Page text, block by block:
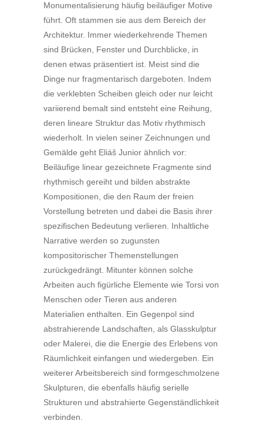
Monumentalisierung häufig beiläufiger Motive
führt. Oft stammen sie aus dem Bereich der
Architektur. Immer wiederkehrende Themen
sind Brücken, Fenster und Durchblicke, in
denen etwas präsentiert ist. Meist sind die
Dinge nur fragmentarisch dargeboten. Indem
die verklebten Scheiben gleich oder nur leicht
variierend bemalt sind entsteht eine Reihung,
deren lineare Struktur das Motiv rhythmisch
wiederholt. In vielen seiner Zeichnungen und
Gemälde geht Eliáš Junior ähnlich vor:
Beiläufige linear gezeichnete Fragmente sind
rhythmisch gereiht und bilden abstrakte
Kompositionen, die den Raum der freien
Vorstellung betreten und dabei die Basis ihrer
spezifischen Bedeutung verlieren. Inhaltliche
Narrative werden so zugunsten
kompositorischer Themenstellungen
zurückgedrängt. Mitunter können solche
Arbeiten auch figürliche Elemente wie Torsi von
Menschen oder Tieren aus anderen
Materialien enthalten. Ein Gegenpol sind
abstrahierende Landschaften, als Glasskulptur
oder Malerei, die die Energie des Erlebens von
Räumlichkeit einfangen und wiedergeben. Ein
weiterer Arbeitsbereich sind formgeschmolzene
Skulpturen, die ebenfalls häufig serielle
Strukturen und abstrahierte Gegenständlichkeit
verbinden.